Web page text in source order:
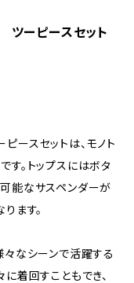
ーピースセット
スセットは、モノト
す。トップスにはボタ
能なサスペンダーが
ます。
々なシーンで活躍する
着回すこともでき、